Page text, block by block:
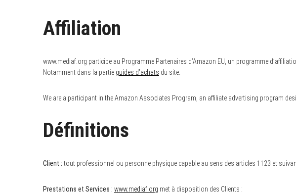
Affiliation
www.mediaf.org participe au Programme Partenaires d’Amazon EU, un programme
Notamment dans la partie guides d’achats du site.
We are a participant in the Amazon Associates Program, an affiliate advertising program
Définitions
Client : tout professionnel ou personne physique capable au sens des articles 1123 et
Prestations et Services : www.mediaf.org met à disposition des Clients :